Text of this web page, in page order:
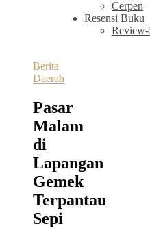
Cerpen
Resensi Buku
Berita
Daerah
Pasar
Malam
di
Lapangan
Gemek
Terpantau
Sepi